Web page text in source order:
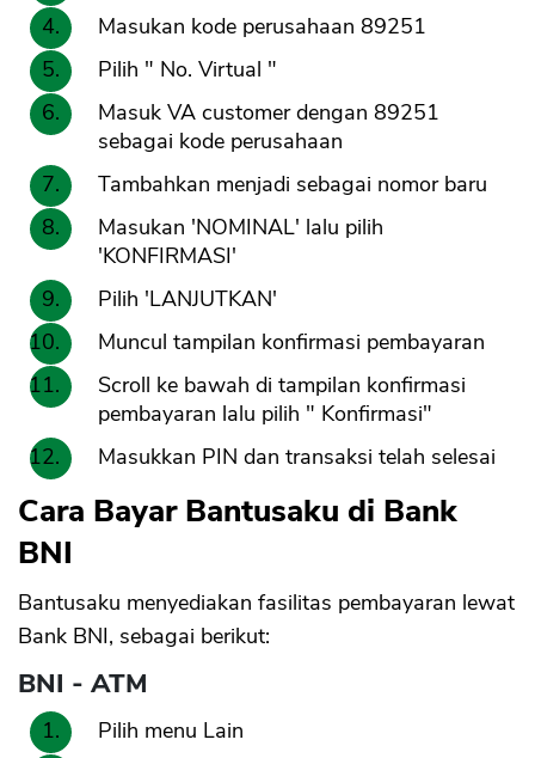
Masukan kode perusahaan 89251
Pilih " No. Virtual "
Masuk VA customer dengan 89251
sebagai kode perusahaan
Tambahkan menjadi sebagai nomor baru
Masukan 'NOMINAL' lalu pilih
'KONFIRMASI'
Pilih 'LANJUTKAN'
Muncul tampilan konfirmasi pembayaran
Scroll ke bawah di tampilan konfirmasi
pembayaran lalu pilih " Konfirmasi"
Masukkan PIN dan transaksi telah selesai
Cara Bayar Bantusaku di Bank
BNI
Bantusaku menyediakan fasilitas pembayaran lewat
Bank BNI, sebagai berikut:
BNI - ATM
Pilih menu Lain